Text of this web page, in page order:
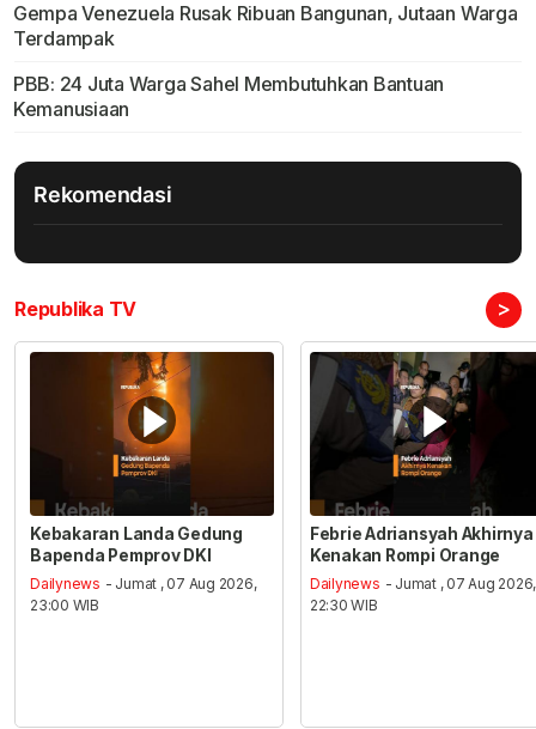
Gempa Venezuela Rusak Ribuan Bangunan, Jutaan Warga
Terdampak
PBB: 24 Juta Warga Sahel Membutuhkan Bantuan
Kemanusiaan
Rekomendasi
Republika TV >
Kebakaran Landa Gedung
Bapenda Pemprov DKI
Dailynews - Jumat , 07 Aug 2026,
23:00 WIB
Febrie Adriansyah Akhirnya
Kenakan Rompi Orange
Dailynews - Jumat , 07 Aug 2026,
22:30 WIB